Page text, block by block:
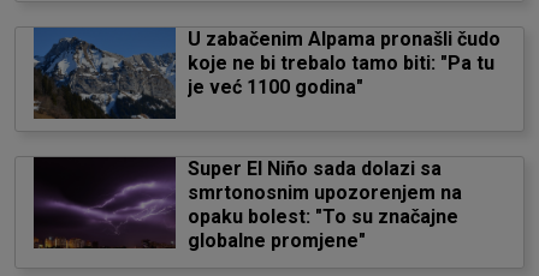
U zabačenim Alpama pronašli čudo
koje ne bi trebalo tamo biti: "Pa tu
je već 1100 godina"
Super El Niño sada dolazi sa
smrtonosnim upozorenjem na
opaku bolest: "To su značajne
globalne promjene"